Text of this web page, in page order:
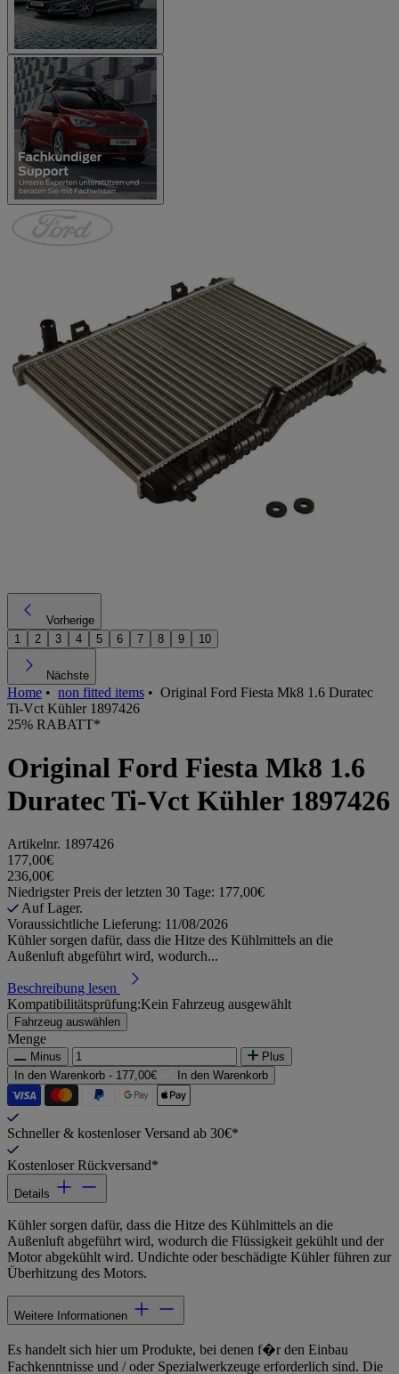
Vorherige
1
2 3 4 5 6 7 8 9 10
Nächste
Home • non fitted items • Original Ford Fiesta Mk8 1.6 Duratec
Ti-Vct Kühler 1897426
25% RABATT*
Original Ford Fiesta Mk8 1.6
Duratec Ti-Vct Kühler 1897426
Artikelnr. 1897426
177,00€
236,00€
Niedrigster Preis der letzten 30 Tage: 177,00€
Auf Lager.
Voraussichtliche Lieferung: 11/08/2026
Kühler sorgen dafür, dass die Hitze des Kühlmittels an die
Außenluft abgeführt wird, wodurch...
Beschreibung lesen
Kompatibilitätsprüfung:Kein Fahrzeug ausgewählt
Fahrzeug auswählen
Menge
Minus
Plus
In den Warenkorb - 177,00€ In den Warenkorb
Schneller & kostenloser Versand ab 30€*
Kostenloser Rückversand*
Details
Kühler sorgen dafür, dass die Hitze des Kühlmittels an die
Außenluft abgeführt wird, wodurch die Flüssigkeit gekühlt und der
Motor abgekühlt wird. Undichte oder beschädigte Kühler führen zur
Überhitzung des Motors.
Weitere Informationen
Es handelt sich hier um Produkte, bei denen f�r den Einbau
Fachkenntnisse und / oder Spezialwerkzeuge erforderlich sind. Die